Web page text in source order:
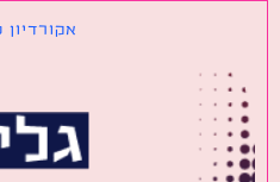
אקורדיון סגור